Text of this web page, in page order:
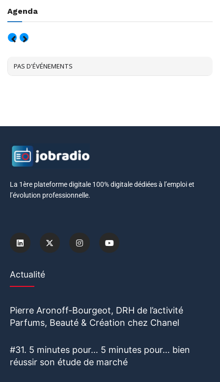
Agenda
PAS D'ÉVÉNEMENTS
La 1ère plateforme digitale 100% digitale dédiées à l’emploi et
l’évolution professionnelle.
Actualité
Pierre Aronoff-Bourgeot, DRH de l’activité
Parfums, Beauté & Création chez Chanel
#31. 5 minutes pour… 5 minutes pour… bien
réussir son étude de marché